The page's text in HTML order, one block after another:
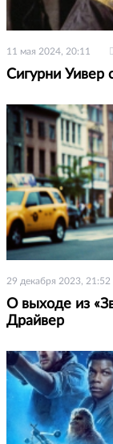
11 мая 2024, 20:11
Сигурни Уивер
29 декабря 2023, 21:52
О выходе из
Драйвер